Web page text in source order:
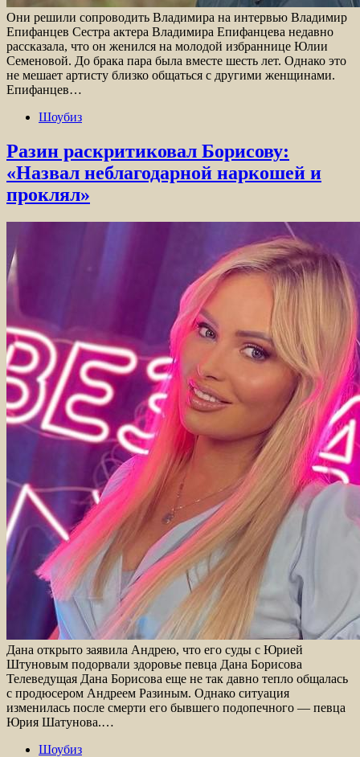
Они решили сопроводить Владимира на интервью Владимир
Епифанцев Сестра актера Владимира Епифанцева недавно
рассказала, что он женился на молодой избраннице Юлии
Семеновой. До брака пара была вместе шесть лет. Однако это
не мешает артисту близко общаться с другими женщинами.
Епифанцев…
Шоубиз
Разин раскритиковал Борисову:
«Назвал неблагодарной наркошей и
проклял»
Дана открыто заявила Андрею, что его суды с Юрией
Штуновым подорвали здоровье певца Дана Борисова
Телеведущая Дана Борисова еще не так давно тепло общалась
с продюсером Андреем Разиным. Однако ситуация
изменилась после смерти его бывшего подопечного — певца
Юрия Шатунова.…
Шоубиз